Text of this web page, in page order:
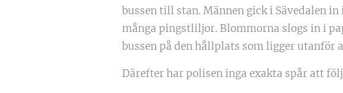
bussen till stan. Männen gick i Sävedalen
många pingstliljor. Blommorna slogs in i
bussen på den hållplats som ligger utanför
Därefter har polisen inga exakta spår att